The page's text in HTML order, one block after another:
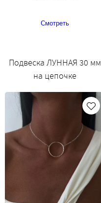
Смотреть
Подвеска ЛУННАЯ 30 мм
на цепочке